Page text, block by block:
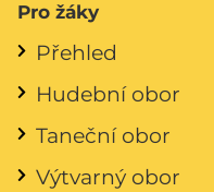
Pro žáky
Přehled
Hudební obor
Taneční obor
Výtvarný obor